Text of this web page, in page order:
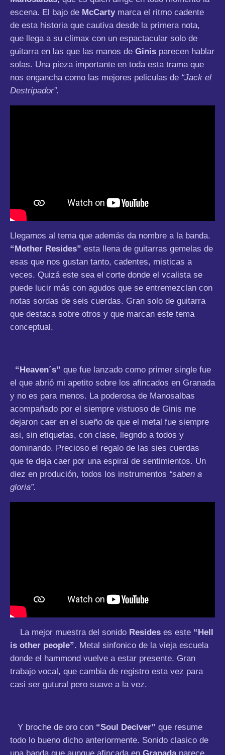
escena. El bajo de McCartymarca el ritmo cadente
de esta historia que cautiva desde la primera nota,
que llega a su climax con un espactacular solo de
guitarra en las que las manos de Ginis parecen hablar
solas. Una pieza importante en toda esta trama que
nos engancha como las mejores peliculas de “Jack el
Destripador”.
Llegamos al tema que además da nombre a la banda.
“Mother Resides” esta llena de guitarras gemelas de
esas que nos gustan tanto, cadentes, misticas a
veces. Quizá este sea el corte donde el vcalista se
puede lucir más con agudos que se entremezclan con
notas sordas de seis cuerdas. Gran solo de guitarra
que destaca sobre otros y que marcan este tema
conceptual.
“Heaven´s” que fue lanzado como primer single fue
el que abrió mi apetito sobre los afincados en Granada
y no es para menos. La poderosa de Manosalbas
acompañado por el siempre vistuoso de Ginis me
dejaron caer en el sueño de que el metal fue siempre
asi, sin etiquetas, con clase, llegndo a todos y
dominando. Precioso el regalo de las sies cuerdas
que te deja caer por una espiral de sentimientos. Un
diez en produción, todos los instrumentos “saben a
gloria”.
La mejor muestra del sonido Resides es este “Hell
is other people”. Metal sinfonico de la vieja escuela
donde el hammond vuelve a estar presente. Gran
trabajo vocal, que cambia de registro esta vez para
casi ser gutural pero suave a la vez.
Y broche de oro con “Soul Deciver” que resume
todo lo bueno dicho anteriormente. Sonido clasico de